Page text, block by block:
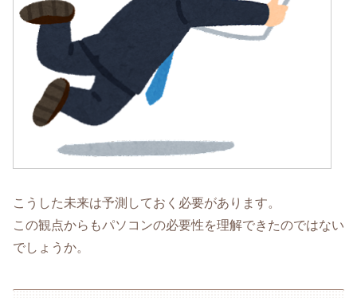
こうした未来は予測しておく必要があります。
この観点からもパソコンの必要性を理解できたのではない
でしょうか。